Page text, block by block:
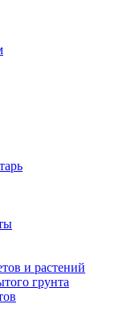
и растений
грунта